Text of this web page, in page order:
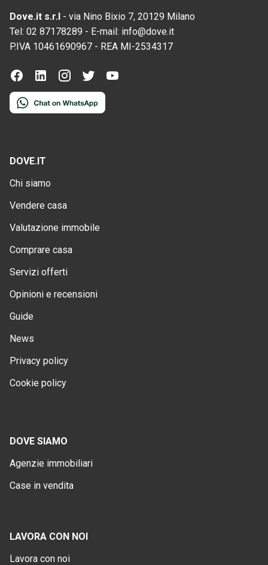
Dove.it s.r.l - via Nino Bixio 7, 20129 Milano
Tel: 02 87178289 - E-mail: info@dove.it
P.IVA 10461690967 - REA MI-2534317
DOVE.IT
Chi siamo
Vendere casa
Valutazione immobile
Comprare casa
Servizi offerti
Opinioni e recensioni
Guide
News
Privacy policy
Cookie policy
DOVE SIAMO
Agenzie immobiliari
Case in vendita
LAVORA CON NOI
Lavora con noi